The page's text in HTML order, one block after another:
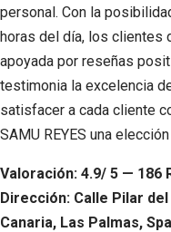
personal. Con la
horas del día, los clientes
apoyada por reseñas
testimonia la excelencia
satisfacer a cada cliente
SAMU REYES una
Valoración: 4.9/ 5 — 186
Dirección: Calle Pilar del
Canaria, Las Palmas,